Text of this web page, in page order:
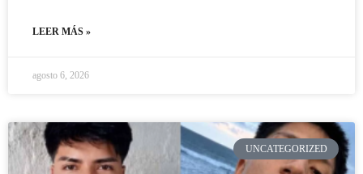
LEER MÁS »
agosto 6, 2026
UNCATEGORIZED